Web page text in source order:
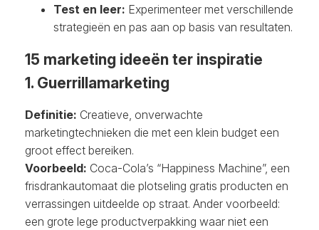
Test en leer: Experimenteer met verschillende
strategieën en pas aan op basis van resultaten.
15 marketing ideeën ter inspiratie
1. Guerrillamarketing
Definitie: Creatieve, onverwachte
marketingtechnieken die met een klein budget een
groot effect bereiken.
Voorbeeld: Coca-Cola’s “Happiness Machine”, een
frisdrankautomaat die plotseling gratis producten en
verrassingen uitdeelde op straat. Ander voorbeeld:
een grote lege productverpakking waar niet een